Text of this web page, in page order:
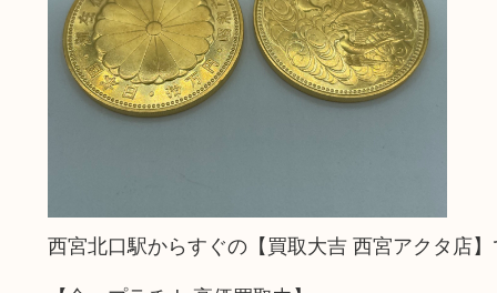
西宮北口駅からすぐの【買取大吉 西宮アクタ店